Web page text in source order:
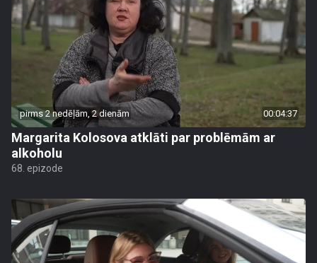
pirms 2 nedēļām, 2 dienām 00:04:37
Margarita Kolosova atklāti par problēmām ar
alkoholu
68. epizode